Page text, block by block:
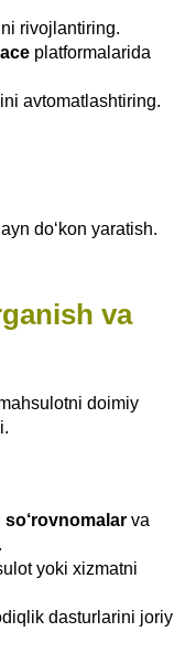
rivojlantiring.
platformalarida
avtomatlashtiring.
do‘kon yaratish.
va
doimiy
so‘rovnomalar va
yoki xizmatni
dasturlarini joriy